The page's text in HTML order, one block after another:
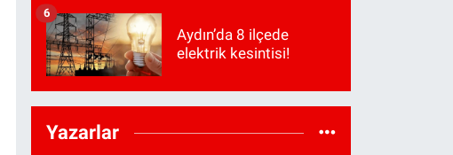
Aydın’da 8 ilçede
elektrik kesintisi!
6
Yazarlar